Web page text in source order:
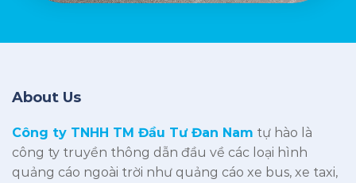
About Us
Công ty TNHH TM Đầu Tư Đan Nam tự hào là
công ty truyền thông dẫn đầu về các loại hình
quảng cáo ngoài trời như quảng cáo xe bus, xe taxi,